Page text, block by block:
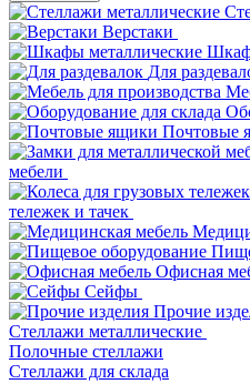
Верстаки
Для
Почтовые
мебели
тележек и тачек
Офисная
Сейфы
Прочие
Стеллажи металлические
Полочные стеллажи
Стеллажи для склада